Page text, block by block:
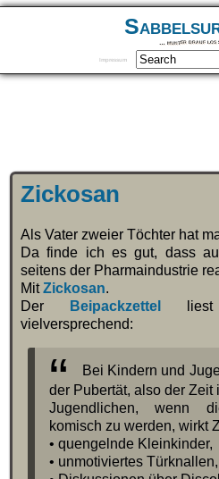
… munter drauf los
Impressum
Zickosan
Als Vater zweier Töchter hat
Da finde ich es gut, dass
seitens der Pharmaindustrie
MitZickosan.
Der
Beipackzettel
liest
vielversprechend:
Bei Kindern und
der Pubertät, also der Zeit
Jugendlichen, wenn
komisch zu werden, wirkt
• quengelnde Kleinkinder,
• unmotiviertes Türknallen,